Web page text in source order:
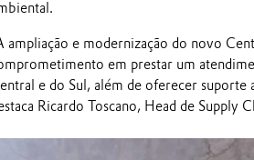
ampliação e modernização do novo
em prestar um
e do Sul, além de oferecer suporte
Ricardo Toscano, Head de Supply